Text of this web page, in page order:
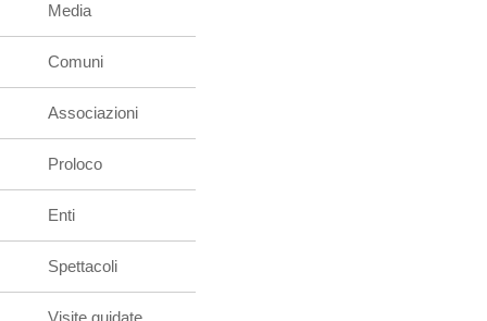
Media
Comuni
Associazioni
Proloco
Enti
Spettacoli
Visite guidate